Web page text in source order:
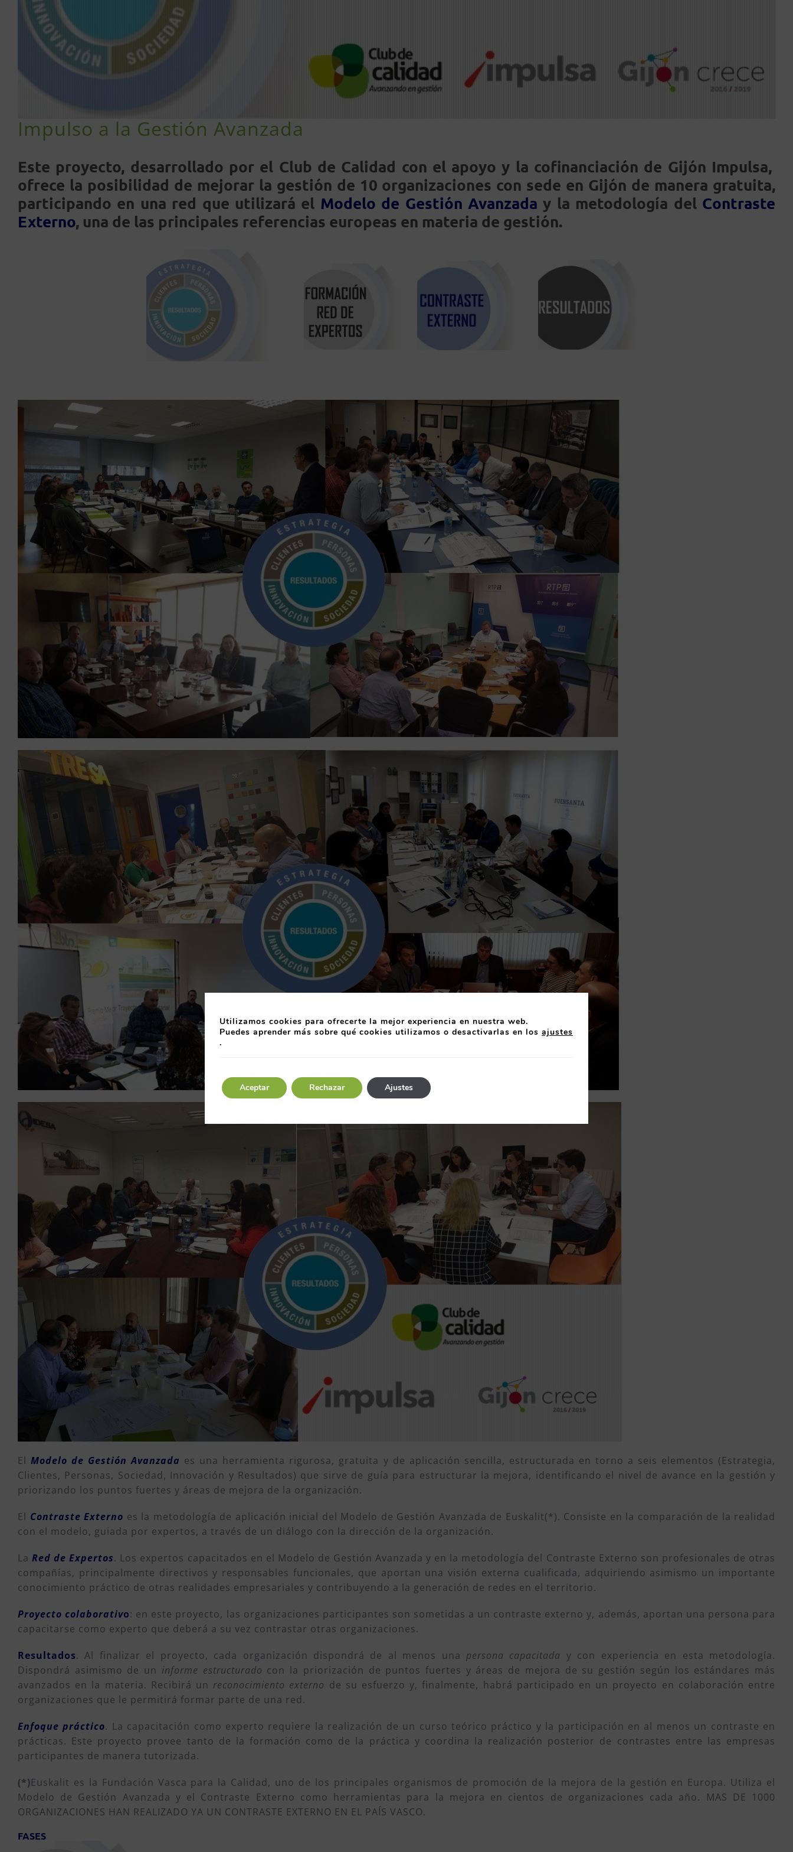
Impulso a la Gestión Avanzada
Este proyecto, desarrollado por el Club de Calidad con el apoyo y la cofinanciación de Gijón Impulsa,
ofrece la posibilidad de mejorar la gestión de 10 organizaciones con sede en Gijón de manera gratuita,
participando en una red que utilizará el Modelo de Gestión Avanzada y la metodología del Contraste
Externo, una de las principales referencias europeas en materia de gestión.
ElModelo de Gestión Avanzada es una herramienta rigurosa, gratuita y de aplicación sencilla, estructurada en torno a seis elementos (Estrategia,
Clientes, Personas, Sociedad, Innovación y Resultados) que sirve de guía para estructurar la mejora, identificando el nivel de avance en la gestión y
priorizando los puntos fuertes y áreas de mejora de la organización.
El Contraste Externo es la metodología de aplicación inicial del Modelo de Gestión Avanzada de Euskalit(*). Consiste en la comparación de la realidad
con el modelo, guiada por expertos, a través de un diálogo con la dirección de la organización.
LaRed de Expertos. Los expertos capacitados en el Modelo de Gestión Avanzada y en la metodología del Contraste Externo son profesionales de otras
compañías, principalmente directivos y responsables funcionales, que aportan una visión externa cualificada, adquiriendo asimismo un importante
conocimiento práctico de otras realidades empresariales y contribuyendo a la generación de redes en el territorio.
Proyecto colaborativo: en este proyecto, las organizaciones participantes son sometidas a un contraste externo y, además, aportan una persona para
capacitarse como experto que deberá a su vez contrastar otras organizaciones.
Resultados. Al finalizar el proyecto, cada organización dispondrá de al menos una persona capacitada y con experiencia en esta metodología.
Dispondrá asimismo de un informe estructurado con la priorización de puntos fuertes y áreas de mejora de su gestión según los estándares más
avanzados en la materia. Recibirá un reconocimiento externo de su esfuerzo y, finalmente, habrá participado en un proyecto en colaboración entre
organizaciones que le permitirá formar parte de una red.
Enfoque práctico. La capacitación como experto requiere la realización de un curso teórico práctico y la participación en al menos un contraste en
prácticas. Este proyecto provee tanto de la formación como de la práctica y coordina la realización posterior de contrastes entre las empresas
participantes de manera tutorizada.
(*)Euskalit es la Fundación Vasca para la Calidad, uno de los principales organismos de promoción de la mejora de la gestión en Europa. Utiliza el
Modelo de Gestión Avanzada y el Contraste Externo como herramientas para la mejora en cientos de organizaciones cada año. MAS DE 1000
ORGANIZACIONES HAN REALIZADO YA UN CONTRASTE EXTERNO EN EL PAÍS VASCO.
FASES
Utilizamos cookies para ofrecerte la mejor experiencia en nuestra web.
Puedes aprender más sobre qué cookies utilizamos o desactivarlas en los ajustes
.
Aceptar Rechazar Ajustes